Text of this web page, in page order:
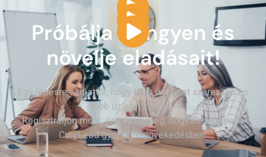
Próbálja ki ingyen és
növelje eladásait!
Egy lépésre van attól, hogy több ügyfelet szerezzen és
több üzletet kössön.
Regisztráljon most, és nézze meg, hogyan segíthet a
CmyLead gyorsabb növekedésben.